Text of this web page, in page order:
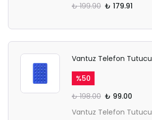
₺ 199.90 ₺ 179.91
Vantuz Telefon Tutucu
%50
₺ 198.00 ₺ 99.00
Vantuz Telefon Tutucu